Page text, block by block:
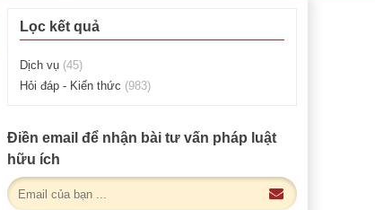
Lọc kết quả
Dịch vụ (45)
Hỏi đáp - Kiến thức (983)
Điền email để nhận bài tư vấn pháp luật
hữu ích